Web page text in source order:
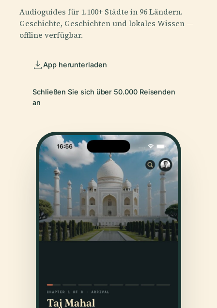
Audioguides für 1.100+ Städte in 96 Ländern.
Geschichte, Geschichten und lokales Wissen —
offline verfügbar.
App herunterladen
Schließen Sie sich über 50.000 Reisenden
an